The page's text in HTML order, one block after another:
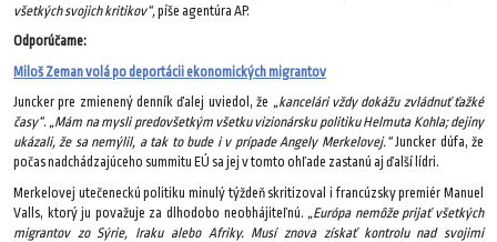
všetkých svojich kritikov“,píše agentúra AP.
Odporúčame:
Miloš Zeman volá po deportácii ekonomických migrantov
Juncker pre zmienený denník ďalej uviedol, že „kancelári vždy dokážu zvládnuť ťažké
časy“. „Mám na mysli predovšetkým všetku vizionársku politiku Helmuta Kohla; dejiny
ukázali, že sa nemýlil, a tak to bude i v prípade Angely Merkelovej.“Juncker dúfa, že
počas nadchádzajúceho summitu EÚ sa jej v tomto ohľade zastanú aj ďalší lídri.
Merkelovej utečeneckú politiku minulý týždeň skritizoval i francúzsky premiér Manuel
Valls, ktorý ju považuje za dlhodobo neobhájiteľnú. „Európa nemôže prijať všetkých
migrantov zo Sýrie, Iraku alebo Afriky. Musí znova získať kontrolu nad svojimi